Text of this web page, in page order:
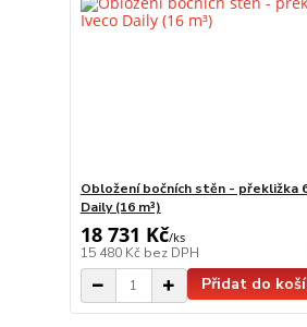
Obložení bočních stěn - překližka
Daily (16 m³)
18 731 Kč/ks
15 480 Kč bez DPH
Přidat do